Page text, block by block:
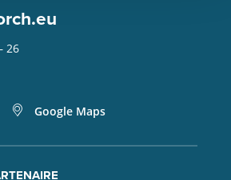
26
Google Maps